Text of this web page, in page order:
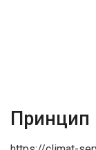
Принцип